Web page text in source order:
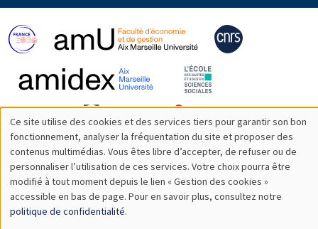
Utilisation
des
données
personnelles
Ce site utilise des cookies et des services tiers pour garantir son bon
fonctionnement, analyser la fréquentation du site et proposer des
contenus multimédias. Vous êtes libre d’accepter, de refuser ou de
personnaliser l’utilisation de ces services. Votre choix pourra être
modifié à tout moment depuis le lien « Gestion des cookies »
accessible en bas de page. Pour en savoir plus, consultez notre
politique de confidentialité.